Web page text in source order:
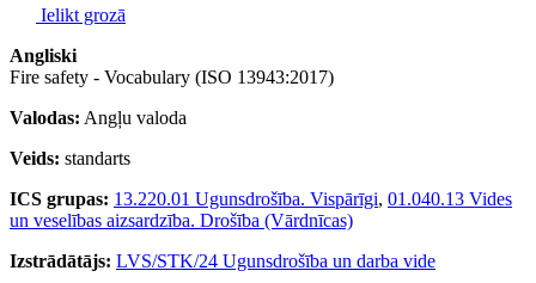
Ielikt grozā
Angliski
Fire safety - Vocabulary (ISO 13943:2017)
Valodas: Angļu valoda
Veids: standarts
ICS grupas: 13.220.01 Ugunsdrošība. Vispārīgi, 01.040.13 Vides
un veselības aizsardzība. Drošība (Vārdnīcas)
Izstrādātājs: LVS/STK/24 Ugunsdrošība un darba vide